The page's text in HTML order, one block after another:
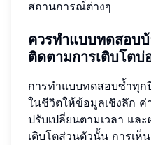
สถานการณ์ต่างๆ
ควรทำแบบทดสอบ
ติดตามการเติบโตบ่
การทำแบบทดสอบซ้ำทุ
ในชีวิตให้ข้อมูลเชิงลึก
ปรับเปลี่ยนตามเวลา แล
เติบโตส่วนตัวนั้น การเห็